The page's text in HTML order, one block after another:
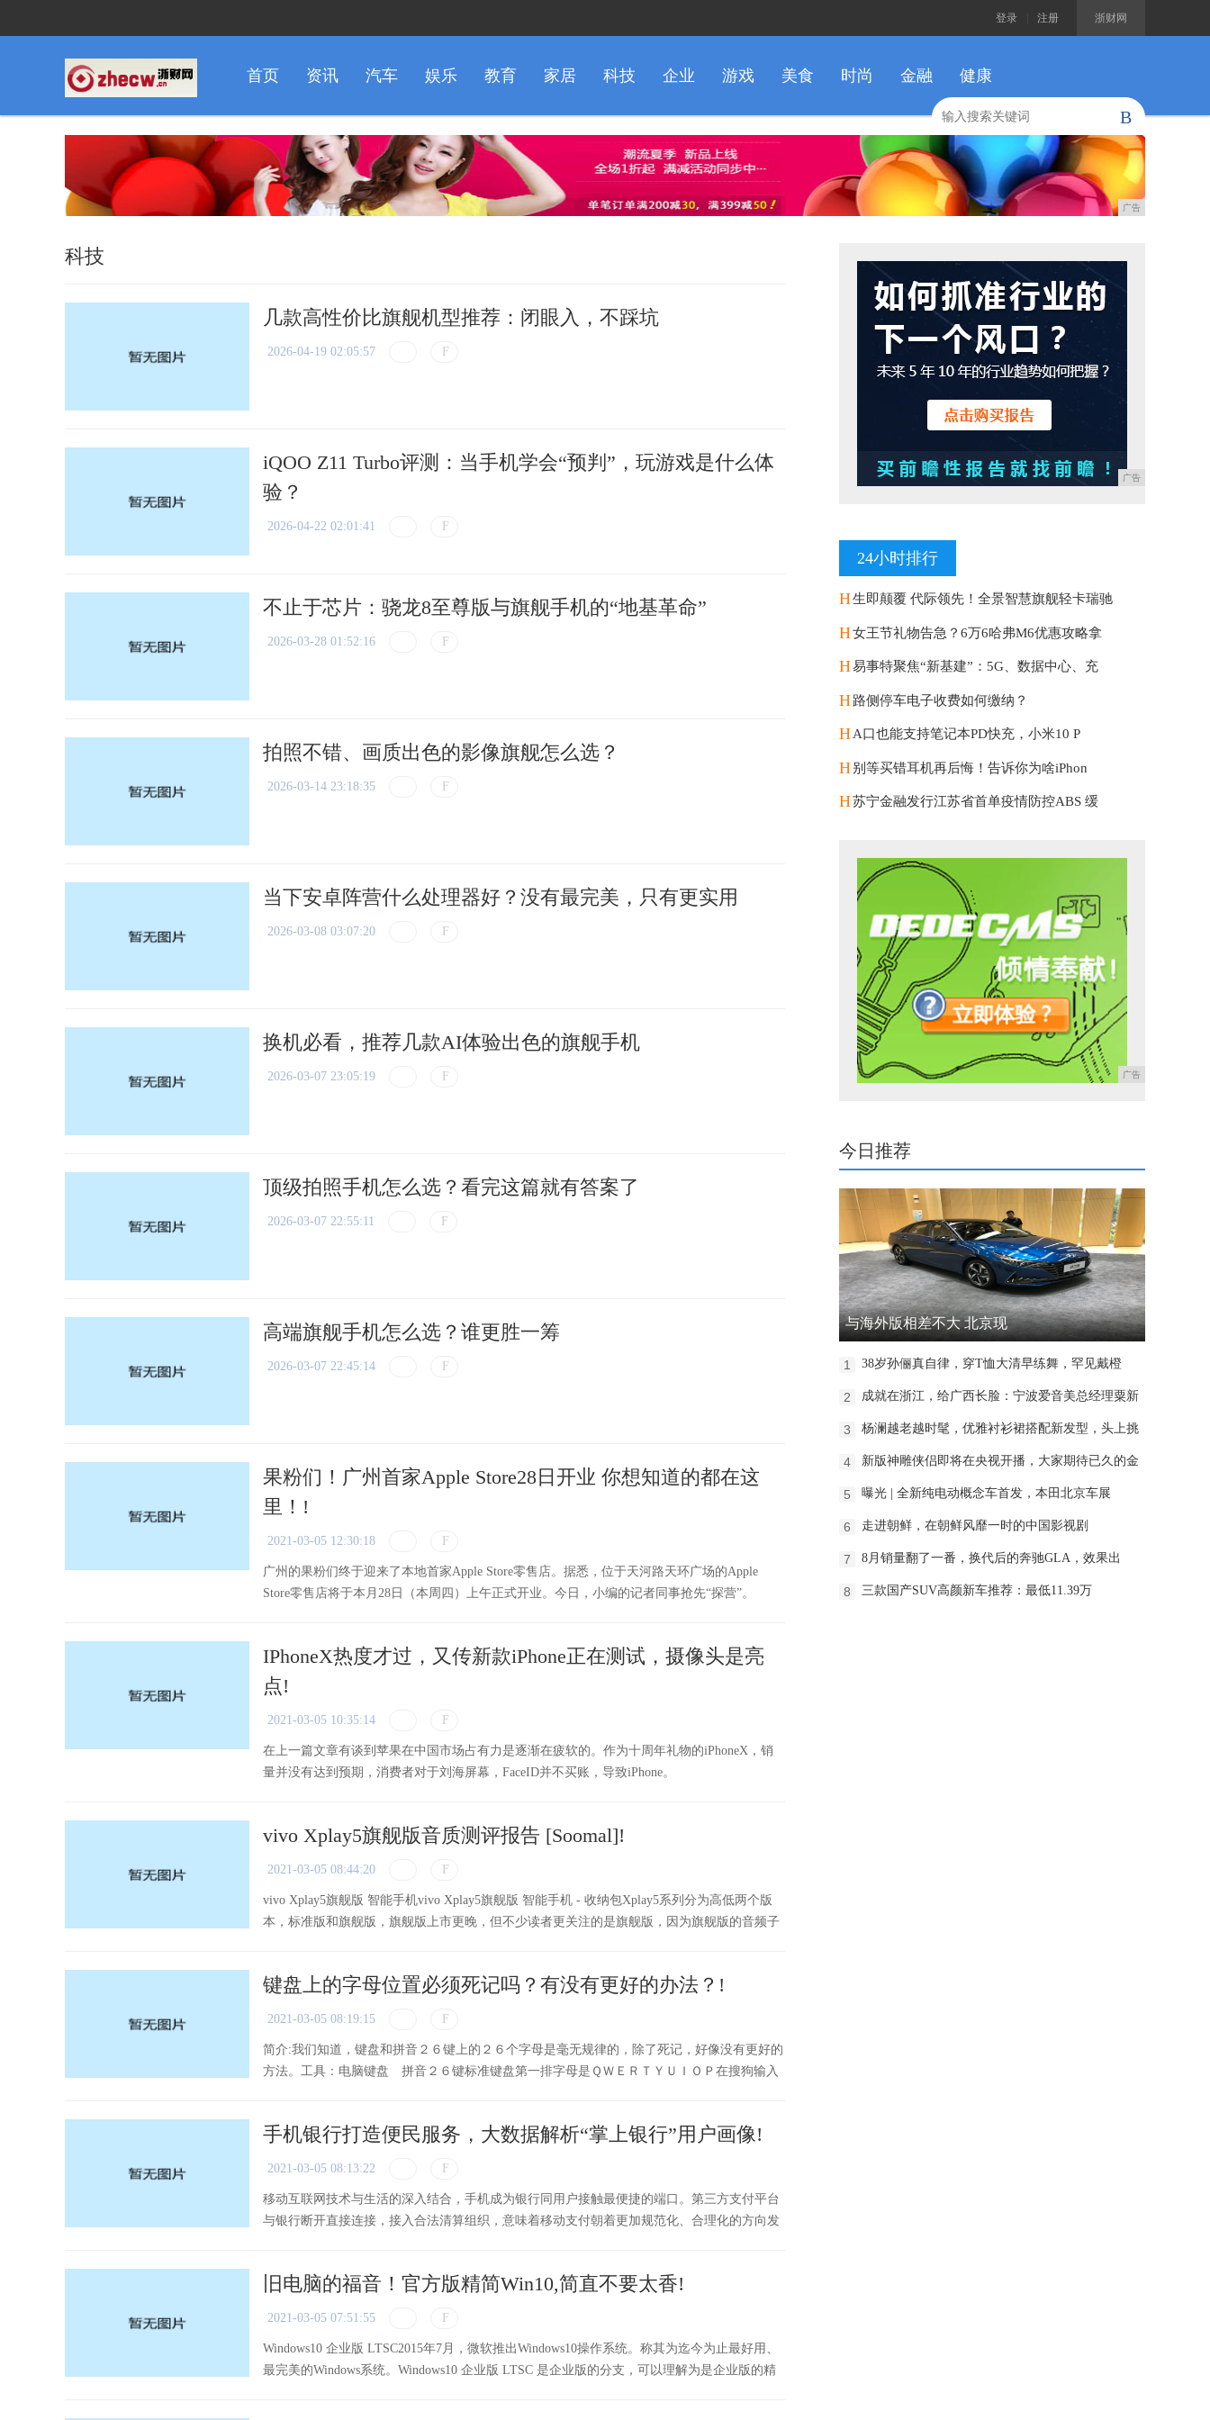
浙财网
登录 注册
首页 资讯 汽车 娱乐 教育 家居 科技 企业 游戏 美食 时尚 金融 健康
B
广告
科技
几款高性价比旗舰机型推荐：闭眼入，不踩坑
2026-04-19 02:05:57
iQOO Z11 Turbo评测：当手机学会“预判”，玩游戏是什么体
验？
2026-04-22 02:01:41
不止于芯片：骁龙8至尊版与旗舰手机的“地基革命”
2026-03-28 01:52:16
拍照不错、画质出色的影像旗舰怎么选？
2026-03-14 23:18:35
当下安卓阵营什么处理器好？没有最完美，只有更实用
2026-03-08 03:07:20
换机必看，推荐几款AI体验出色的旗舰手机
2026-03-07 23:05:19
顶级拍照手机怎么选？看完这篇就有答案了
2026-03-07 22:55:11
高端旗舰手机怎么选？谁更胜一筹
2026-03-07 22:45:14
果粉们！广州首家Apple Store28日开业 你想知道的都在这
里！!
2021-03-05 12:30:18
广州的果粉们终于迎来了本地首家Apple Store零售店。据悉，位于天河路天环广场的Apple
Store零售店将于本月28日（本周四）上午正式开业。今日，小编的记者同事抢先“探营”。
IPhoneX热度才过，又传新款iPhone正在测试，摄像头是亮
点!
2021-03-05 10:35:14
在上一篇文章有谈到苹果在中国市场占有力是逐渐在疲软的。作为十周年礼物的iPhoneX，销
量并没有达到预期，消费者对于刘海屏幕，FaceID并不买账，导致iPhone。
vivo Xplay5旗舰版音质测评报告 [Soomal]!
2021-03-05 08:44:20
vivo Xplay5旗舰版 智能手机vivo Xplay5旗舰版 智能手机 - 收纳包Xplay5系列分为高低两个版
本，标准版和旗舰版，旗舰版上市更晚，但不少读者更关注的是旗舰版，因为旗舰版的音频子
键盘上的字母位置必须死记吗？有没有更好的办法？!
2021-03-05 08:19:15
简介:我们知道，键盘和拼音２６键上的２６个字母是毫无规律的，除了死记，好像没有更好的
方法。工具：电脑键盘 拼音２６键标准键盘第一排字母是ＱＷＥＲＴＹＵＩＯＰ在搜狗输入
手机银行打造便民服务，大数据解析“掌上银行”用户画像!
2021-03-05 08:13:22
移动互联网技术与生活的深入结合，手机成为银行同用户接触最便捷的端口。第三方支付平台
与银行断开直接连接，接入合法清算组织，意味着移动支付朝着更加规范化、合理化的方向发
旧电脑的福音！官方版精简Win10,简直不要太香!
2021-03-05 07:51:55
Windows10 企业版 LTSC2015年7月，微软推出Windows10操作系统。称其为迄今为止最好用、
最完美的Windows系统。Windows10 企业版 LTSC 是企业版的分支，可以理解为是企业版的精
广告
24小时排行
H生即颠覆 代际领先！全景智慧旗舰轻卡瑞驰
H女王节礼物告急？6万6哈弗M6优惠攻略拿
H易事特聚焦“新基建”：5G、数据中心、充
H路侧停车电子收费如何缴纳？
HA口也能支持笔记本PD快充，小米10 P
H别等买错耳机再后悔！告诉你为啥iPhon
H苏宁金融发行江苏省首单疫情防控ABS 缓
广告
今日推荐
与海外版相差不大 北京现
1 38岁孙俪真自律，穿T恤大清早练舞，罕见戴橙
2 成就在浙江，给广西长脸：宁波爱音美总经理粟新
3 杨澜越老越时髦，优雅衬衫裙搭配新发型，头上挑
4 新版神雕侠侣即将在央视开播，大家期待已久的金
5 曝光 | 全新纯电动概念车首发，本田北京车展
6 走进朝鲜，在朝鲜风靡一时的中国影视剧
7 8月销量翻了一番，换代后的奔驰GLA，效果出
8 三款国产SUV高颜新车推荐：最低11.39万